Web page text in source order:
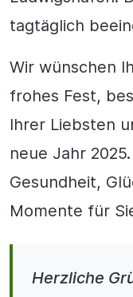
tagtäglich
Wir wünschen
frohes Fest,
Ihrer Liebsten
neue Jahr
Gesundheit,
Momente für
Herzliche